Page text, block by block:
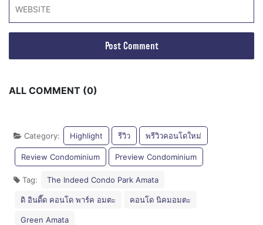
ALL COMMENT (0)
Category: Highlight รีวิว พรีวิวคอนโดใหม่
Review Condominium Preview Condominium
Tag: The Indeed Condo Park Amata
ดิ อินดี๊ด คอนโด พาร์ค อมตะ คอนโด นิคมอมตะ
Green Amata